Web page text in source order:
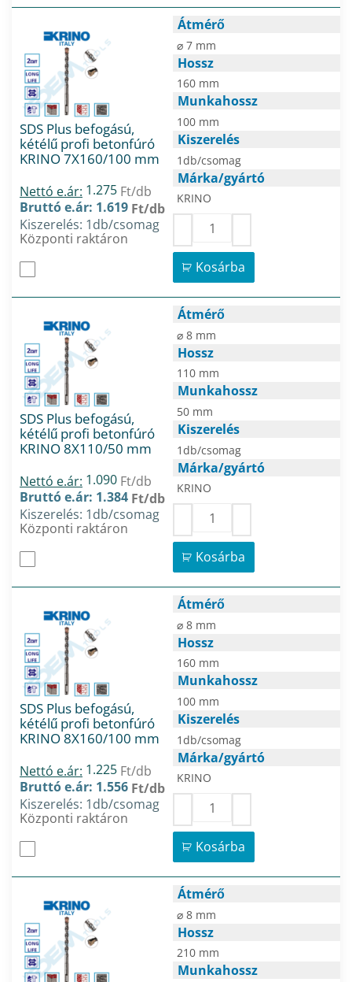
SDS Plus befogású,
kétélű profi betonfúró
KRINO 7X160/100 mm
Nettó e.ár: 1.275 Ft/db
Bruttó e.ár: 1.619 Ft/db
Kiszerelés: 1db/csomag
Központi raktáron
Átmérő
⌀ 7 mm
Hossz
160 mm
Munkahossz
100 mm
Kiszerelés
1db/csomag
Márka/gyártó
KRINO
Kosárba
SDS Plus befogású,
kétélű profi betonfúró
KRINO 8X110/50 mm
Nettó e.ár: 1.090 Ft/db
Bruttó e.ár: 1.384 Ft/db
Kiszerelés: 1db/csomag
Központi raktáron
Átmérő
⌀ 8 mm
Hossz
110 mm
Munkahossz
50 mm
Kiszerelés
1db/csomag
Márka/gyártó
KRINO
Kosárba
SDS Plus befogású,
kétélű profi betonfúró
KRINO 8X160/100 mm
Nettó e.ár: 1.225 Ft/db
Bruttó e.ár: 1.556 Ft/db
Kiszerelés: 1db/csomag
Központi raktáron
Átmérő
⌀ 8 mm
Hossz
160 mm
Munkahossz
100 mm
Kiszerelés
1db/csomag
Márka/gyártó
KRINO
Kosárba
Átmérő
⌀ 8 mm
Hossz
210 mm
Munkahossz